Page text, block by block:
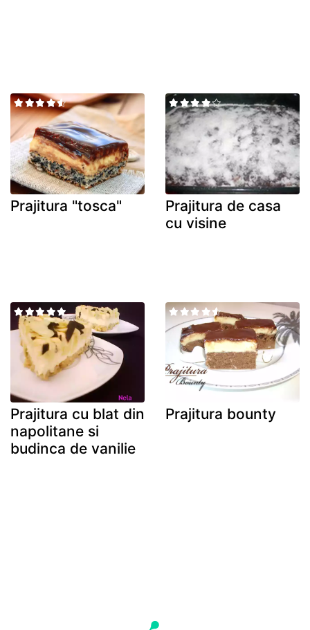
Prajitura "tosca"
Prajitura de casa
cu visine
Prajitura cu blat din
napolitane si
budinca de vanilie
Prajitura bounty